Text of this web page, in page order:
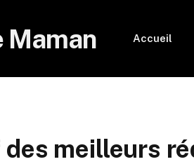
Maman Accueil
meilleurs